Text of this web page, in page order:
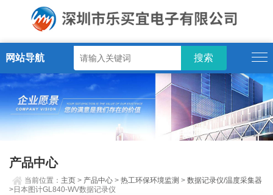
网站导航
产品中心
当前位置： 主页 > 产品中心 >热工环保环境监测 >数据记录仪/温度采集器
>日本图计GL840-WV数据记录仪